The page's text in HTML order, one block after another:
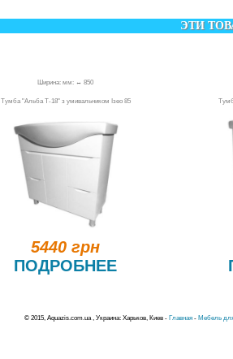
ЭТИ
Ширина: мм: ↔ 850
Тумба "Альба Т-18" з умивальником Ізео 85
5440 грн
ПОДРОБНЕЕ
© 2015, Aquazis.com.ua , Украина: Харьков, Киев - Главная - Мебель